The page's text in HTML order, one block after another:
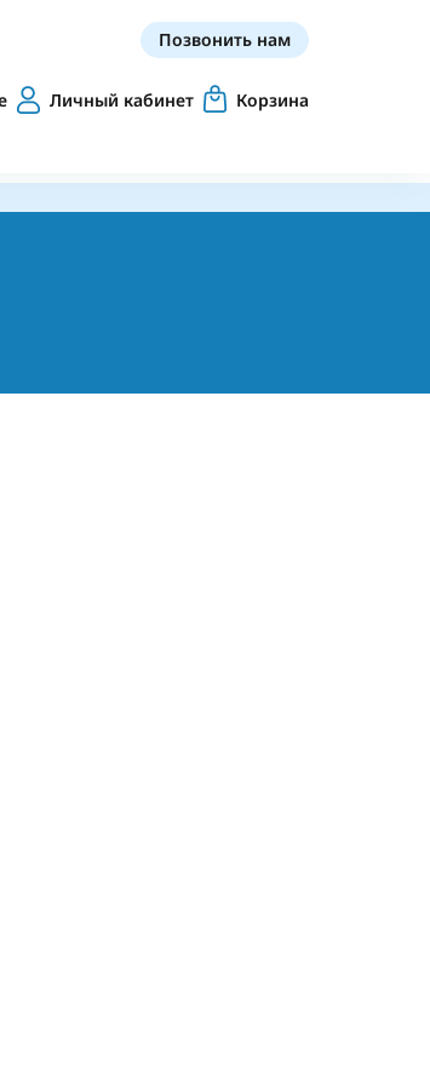
Позвонить нам
Личный кабинет Корзина